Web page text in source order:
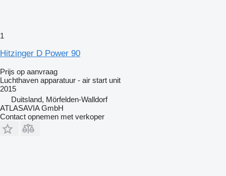
1
Hitzinger D Power 90
Prijs op aanvraag
Luchthaven apparatuur - air start unit
2015
Duitsland, Mörfelden-Walldorf
ATLASAVIA GmbH
Contact opnemen met verkoper